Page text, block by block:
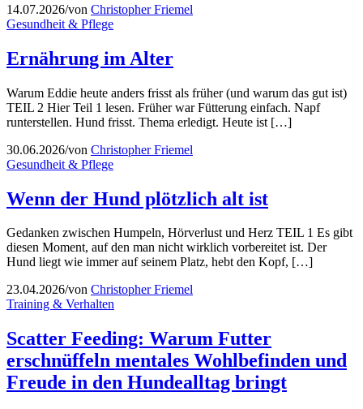
14.07.2026/von Christopher Friemel
Gesundheit & Pflege
Ernährung im Alter
Warum Eddie heute anders frisst als früher (und warum das gut ist)
TEIL 2 Hier Teil 1 lesen. Früher war Fütterung einfach. Napf
runterstellen. Hund frisst. Thema erledigt. Heute ist […]
30.06.2026/von Christopher Friemel
Gesundheit & Pflege
Wenn der Hund plötzlich alt ist
Gedanken zwischen Humpeln, Hörverlust und Herz TEIL 1 Es gibt
diesen Moment, auf den man nicht wirklich vorbereitet ist. Der
Hund liegt wie immer auf seinem Platz, hebt den Kopf, […]
23.04.2026/von Christopher Friemel
Training & Verhalten
Scatter Feeding: Warum Futter
erschnüffeln mentales Wohlbefinden und
Freude in den Hundealltag bringt